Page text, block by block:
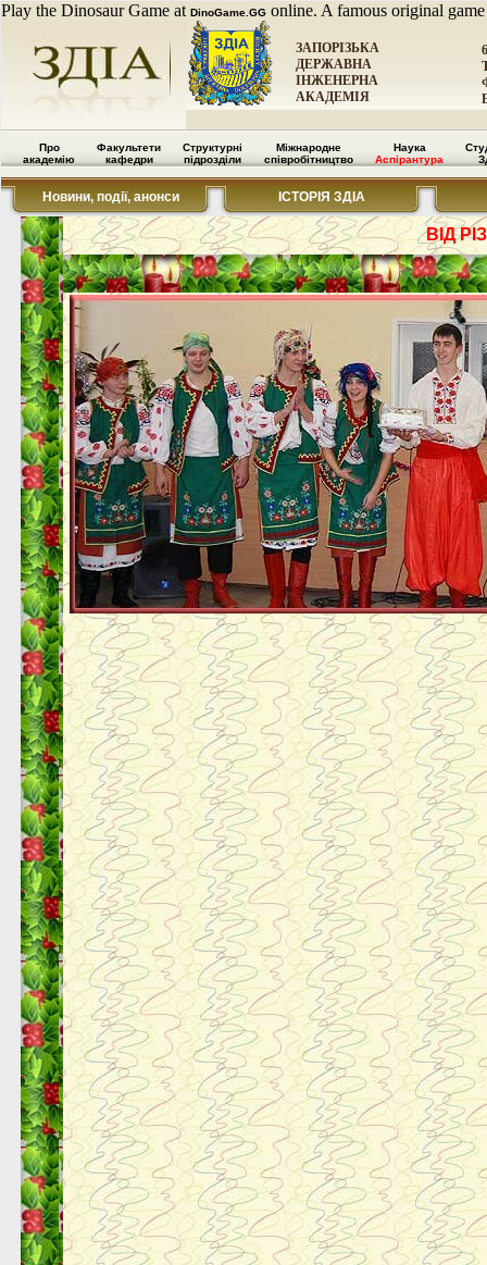
Play the Dinosaur Game at DinoGame.GG online. A famous original
ЗАПОРІЗЬКА
ДЕРЖАВНА
ІНЖЕНЕРНА
АКАДЕМІЯ
Про
академію
Факультети
кафедри
Структурні
підрозділи
Міжнародне
співробітництво
Наука
Аспірантура
Новини, події, анонси ІСТОРІЯ ЗДІА
ВІД